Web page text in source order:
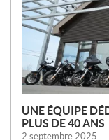
L
E
UNE ÉQUIPE
PLUS DE 40 ANS
2 septembre 2025